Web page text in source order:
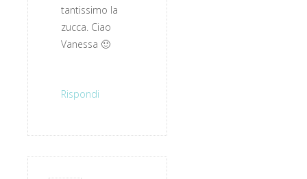
tantissimo la
zucca. Ciao
Vanessa 🙂
Rispondi